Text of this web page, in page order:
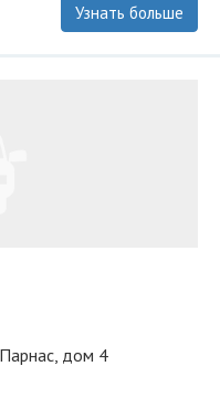
Узнать больше
дом 4